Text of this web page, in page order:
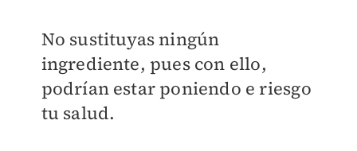
No sustituyas ningún
ingrediente, pues con ello,
podrían estar poniendo e riesgo
tu salud.